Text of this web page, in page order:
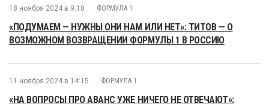
18 ноября 2024 в 9:10 ФОРМУЛА 1
«ПОДУМАЕМ — НУЖНЫ ОНИ НАМ ИЛИ НЕТ»: ТИТОВ — О
ВОЗМОЖНОМ ВОЗВРАЩЕНИИ ФОРМУЛЫ 1 В РОССИЮ
11 ноября 2024 в 14:15 ФОРМУЛА 1
«НА ВОПРОСЫ ПРО АВАНС УЖЕ НИЧЕГО НЕ ОТВЕЧАЮТ»: